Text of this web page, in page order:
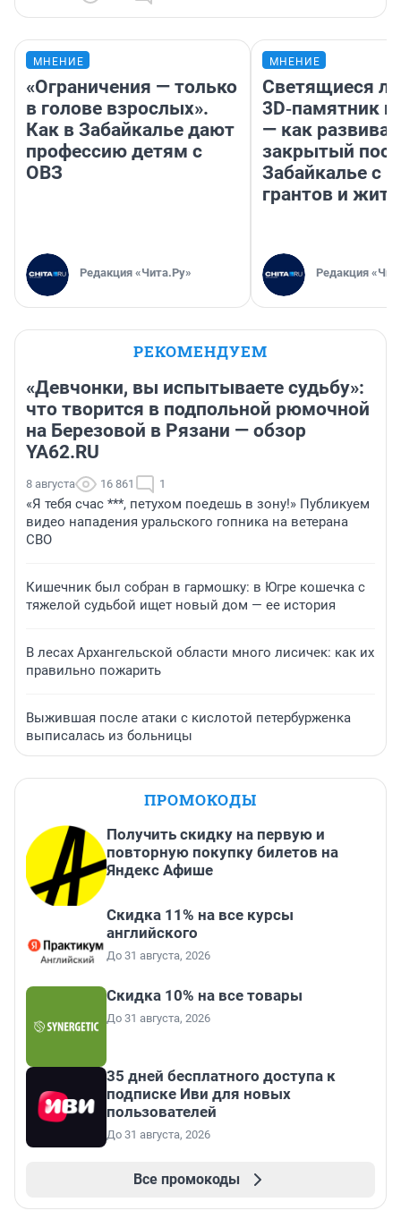
МНЕНИЕ
«Ограничения — только
в голове взрослых».
Как в Забайкалье дают
профессию детям с
ОВЗ
Редакция «Чита.Ру»
МНЕНИЕ
Светящиеся
3D‑памятник и
— как
закрытый
Забайкалье с
грантов и
Редакция
РЕКОМЕНДУЕМ
«Девчонки, вы испытываете судьбу»:
что творится в подпольной рюмочной
на Березовой в Рязани — обзор
YA62.RU
8 августа 16 861 1
«Я тебя счас ***, петухом поедешь в зону!» Публикуем
видео нападения уральского гопника на ветерана
СВО
Кишечник был собран в гармошку: в Югре кошечка с
тяжелой судьбой ищет новый дом — ее история
В лесах Архангельской области много лисичек: как их
правильно пожарить
Выжившая после атаки с кислотой петербурженка
выписалась из больницы
ПРОМОКОДЫ
Получить скидку на первую и
повторную покупку билетов на
Яндекс Афише
Скидка 11% на все курсы
английского
До 31 августа, 2026
Скидка 10% на все товары
До 31 августа, 2026
35 дней бесплатного доступа к
подписке Иви для новых
пользователей
До 31 августа, 2026
Все промокоды